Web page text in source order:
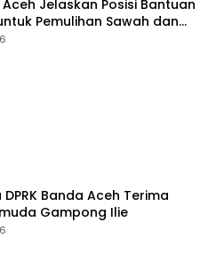
Jelaskan Posisi Bantuan
Pemulihan Sawah dan
Banda Aceh Terima
Gampong Ilie